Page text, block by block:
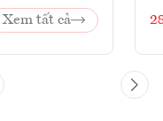
Xem tất cả